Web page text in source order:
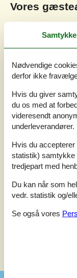
Vores
4
3
2
1
1
Profilen skulle
huset
Samtykke
Nødvendige
derfor ikke
Hvis du giver
du os med at
videresendt
underleverandører.
Hvis du
statistik) samtykke
tredjepart med
Du kan når som
vedr. statistik og/
Se også vores